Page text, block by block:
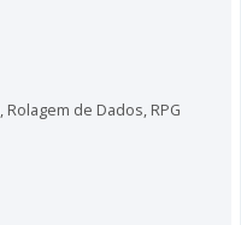
, Rolagem de Dados, RPG